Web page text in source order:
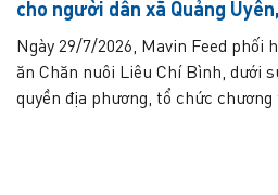
cho người dân xã Quảng
Ngày 29/7/2026, Mavin Feed phối
ăn Chăn nuôi Liêu Chí Bình, dưới
quyền địa phương, tổ chức